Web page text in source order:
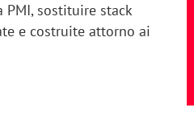
PMI, sostituire stack
e costruite attorno ai